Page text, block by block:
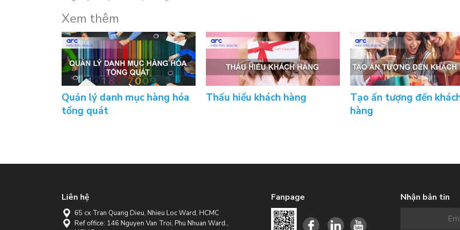
Xem thêm
Quản lý danh mục hàng hóa
tổng quát
Thấu hiểu khách hàng
Tạo ấn tượng đến
hàng
Liên hệ
65 cx Tran Quang Dieu, Nhieu Loc Ward, HCMC
Ref office: 146 Nguyen Van Troi, Phu Nhuan Ward.,
Fanpage Nhận bản tin